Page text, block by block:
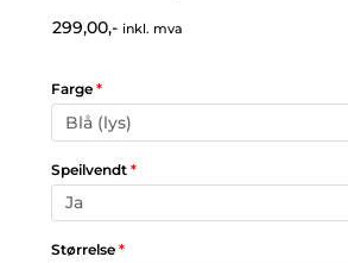
299,00,- inkl. mva
Farge *
Speilvendt *
Størrelse *